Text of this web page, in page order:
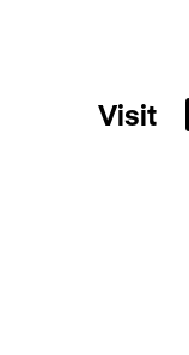
Visit